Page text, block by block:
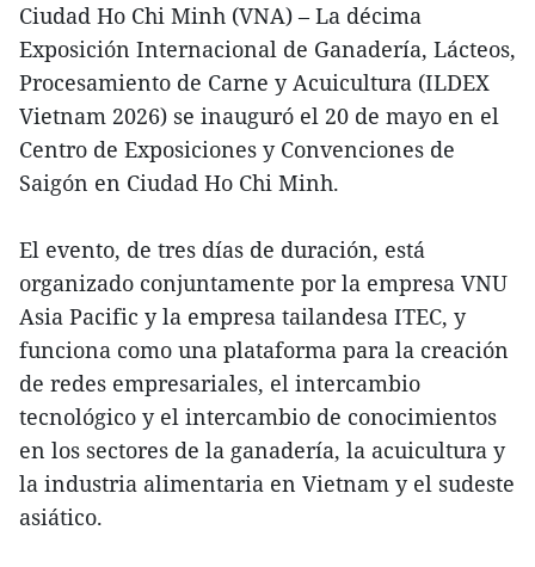
Ciudad Ho Chi Minh (VNA) – La décima
Exposición Internacional de Ganadería, Lácteos,
Procesamiento de Carne y Acuicultura (ILDEX
Vietnam 2026) se inauguró el 20 de mayo en el
Centro de Exposiciones y Convenciones de
Saigón en Ciudad Ho Chi Minh.
El evento, de tres días de duración, está
organizado conjuntamente por la empresa VNU
Asia Pacific y la empresa tailandesa ITEC, y
funciona como una plataforma para la creación
de redes empresariales, el intercambio
tecnológico y el intercambio de conocimientos
en los sectores de la ganadería, la acuicultura y
la industria alimentaria en Vietnam y el sudeste
asiático.